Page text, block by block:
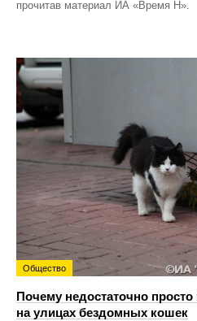
прочитав материал ИА «Время Н».
Общество
Почему недостаточно
на улицах бездомных кошек